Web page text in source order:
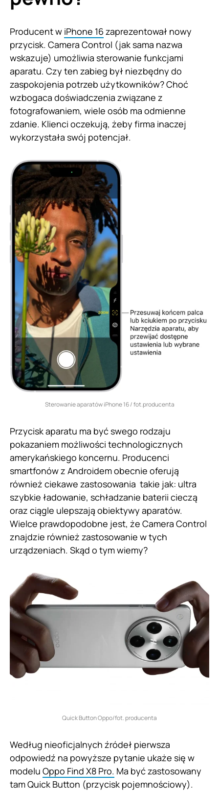
Producent w iPhone 16 zaprezentował nowy
przycisk. Camera Control (jak sama nazwa
wskazuje) umożliwia sterowanie funkcjami
aparatu. Czy ten zabieg był niezbędny do
zaspokojenia potrzeb użytkowników? Choć
wzbogaca doświadczenia związane z
fotografowaniem, wiele osób ma odmienne
zdanie. Klienci oczekują, żeby firma inaczej
wykorzystała swój potencjał.
Sterowanie aparatów iPhone 16 / fot.producenta
Przycisk aparatu ma być swego rodzaju
pokazaniem możliwości technologicznych
amerykańskiego koncernu. Producenci
smartfonów z Androidem obecnie oferują
również ciekawe zastosowania takie jak: ultra
szybkie ładowanie, schładzanie baterii cieczą
oraz ciągle ulepszają obiektywy aparatów.
Wielce prawdopodobne jest, że Camera Control
znajdzie również zastosowanie w tych
urządzeniach. Skąd o tym wiemy?
Quick Button Oppo/fot. producenta
Według nieoficjalnych źródeł pierwsza
odpowiedź na powyższe pytanie ukaże się w
modelu Oppo Find X8 Pro. Ma być zastosowany
tam Quick Button (przycisk pojemnościowy).